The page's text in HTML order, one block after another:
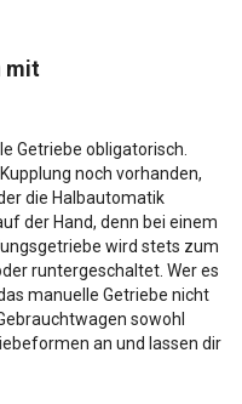
mit
Getriebe obligatorisch.
noch vorhanden,
die Halbautomatik
der Hand, denn bei einem
wird stets zum
runtergeschaltet. Wer es
manuelle Getriebe nicht
sowohl
an und lassen dir